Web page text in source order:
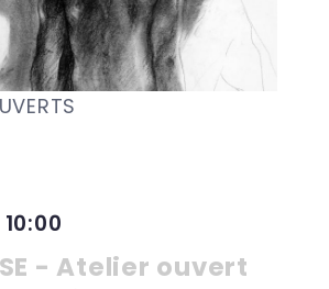
- Atelier ouvert